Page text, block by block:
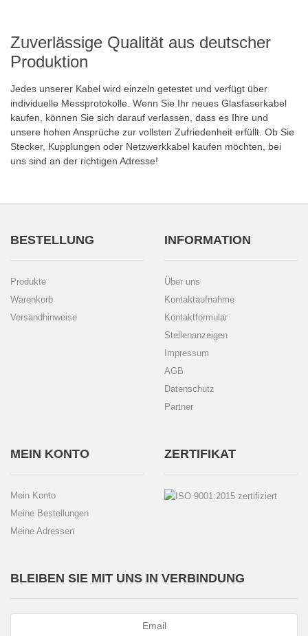
Zuverlässige Qualität aus deutscher
Produktion
Jedes unserer Kabel wird einzeln getestet und verfügt über
individuelle Messprotokolle. Wenn Sie Ihr neues Glasfaserkabel
kaufen, können Sie sich darauf verlassen, dass es Ihre und
unsere hohen Ansprüche zur vollsten Zufriedenheit erfüllt. Ob Sie
Stecker, Kupplungen oder Netzwerkkabel kaufen möchten, bei
uns sind an der richtigen Adresse!
BESTELLUNG
Produkte
Warenkorb
Versandhinweise
INFORMATION
Über uns
Kontaktaufnahme
Kontaktformular
Stellenanzeigen
Impressum
AGB
Datenschutz
Partner
MEIN KONTO
Mein Konto
Meine Bestellungen
Meine Adressen
ZERTIFIKAT
BLEIBEN SIE MIT UNS IN VERBINDUNG